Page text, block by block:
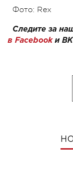
Фото: Rex
Следите за
в Facebookи